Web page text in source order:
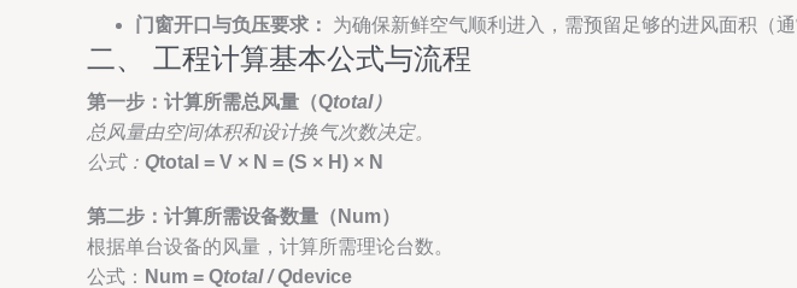
门窗开口与负压要求：
为确保新鲜空气顺利进入，需预留足够的进风面积（
二、 工程计算基本公式与流程
第一步：计算所需总风量（Qtotal）
总风量由空间体积和设计换气次数决定。
公式： Qtotal = V × N = (S × H) × N
第二步：计算所需设备数量（Num）
根据单台设备的风量，计算所需理论台数。
公式： Num = Qtotal / Qdevice